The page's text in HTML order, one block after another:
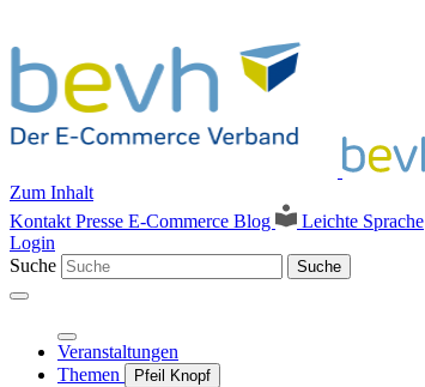
Zum Inhalt
Kontakt Presse E-Commerce Blog
Leichte Sprache
Login
Suche
Suche
Veranstaltungen
Themen
Pfeil Knopf